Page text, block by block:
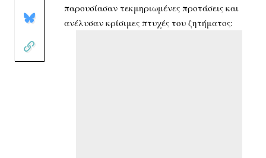
παρουσίασαν τεκμηριωμένες προτάσεις και
ανέλυσαν κρίσιμες πτυχές του ζητήματος: